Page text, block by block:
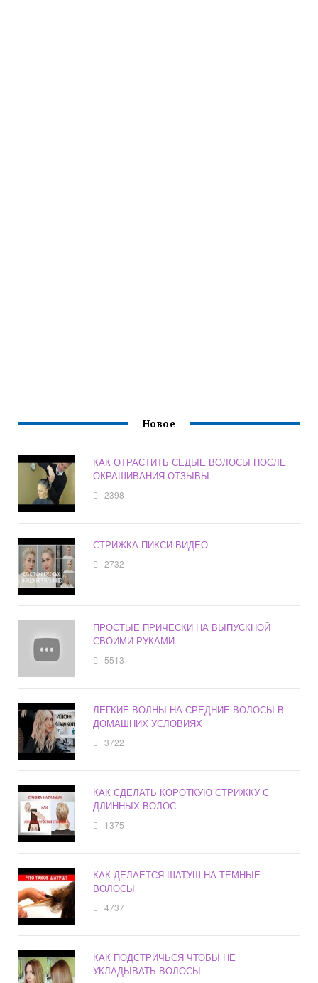
Новое
КАК ОТРАСТИТЬ СЕДЫЕ ВОЛОСЫ ПОСЛЕ
ОКРАШИВАНИЯ ОТЗЫВЫ
2398
СТРИЖКА ПИКСИ ВИДЕО
2732
ПРОСТЫЕ ПРИЧЕСКИ НА ВЫПУСКНОЙ
СВОИМИ РУКАМИ
5513
ЛЕГКИЕ ВОЛНЫ НА СРЕДНИЕ ВОЛОСЫ В
ДОМАШНИХ УСЛОВИЯХ
3722
КАК СДЕЛАТЬ КОРОТКУЮ СТРИЖКУ С
ДЛИННЫХ ВОЛОС
1375
КАК ДЕЛАЕТСЯ ШАТУШ НА ТЕМНЫЕ
ВОЛОСЫ
4737
КАК ПОДСТРИЧЬСЯ ЧТОБЫ НЕ
УКЛАДЫВАТЬ ВОЛОСЫ